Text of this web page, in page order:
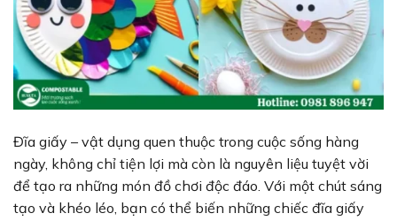
Đĩa giấy – vật dụng quen thuộc trong cuộc sống hàng
ngày, không chỉ tiện lợi mà còn là nguyên liệu tuyệt vời
để tạo ra những món đồ chơi độc đáo. Với một chút sáng
tạo và khéo léo, bạn có thể biến những chiếc đĩa giấy